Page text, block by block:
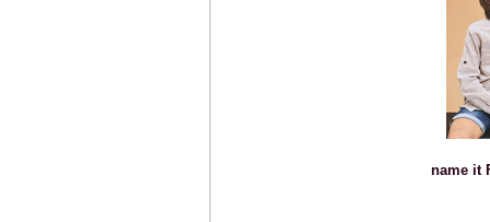
name it